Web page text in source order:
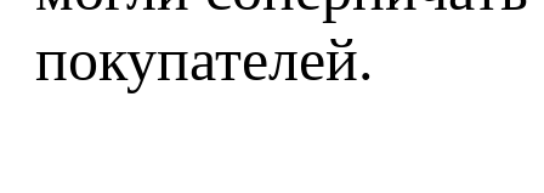
покупателей.